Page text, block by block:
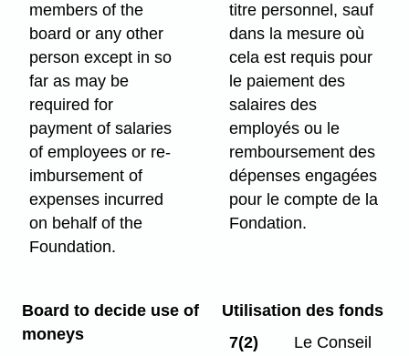
members of the
board or any other
person except in so
far as may be
required for
payment of salaries
of employees or re-
imbursement of
expenses incurred
on behalf of the
Foundation.
titre personnel, sauf
dans la mesure où
cela est requis pour
le paiement des
salaires des
employés ou le
remboursement des
dépenses engagées
pour le compte de la
Fondation.
Board to decide use of
moneys
Utilisation des fonds
7(2)
Le Conseil